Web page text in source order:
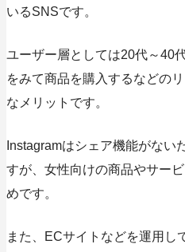
いるSNSです。
ユーザー層としては20代～40
をみて商品を購入するなどの
なメリットです。
Instagramはシェア機能がない
すが、女性向けの商品やサー
めです。
また、ECサイトなどを運用し